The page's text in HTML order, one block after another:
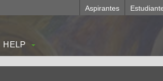
Aspirantes
HELP